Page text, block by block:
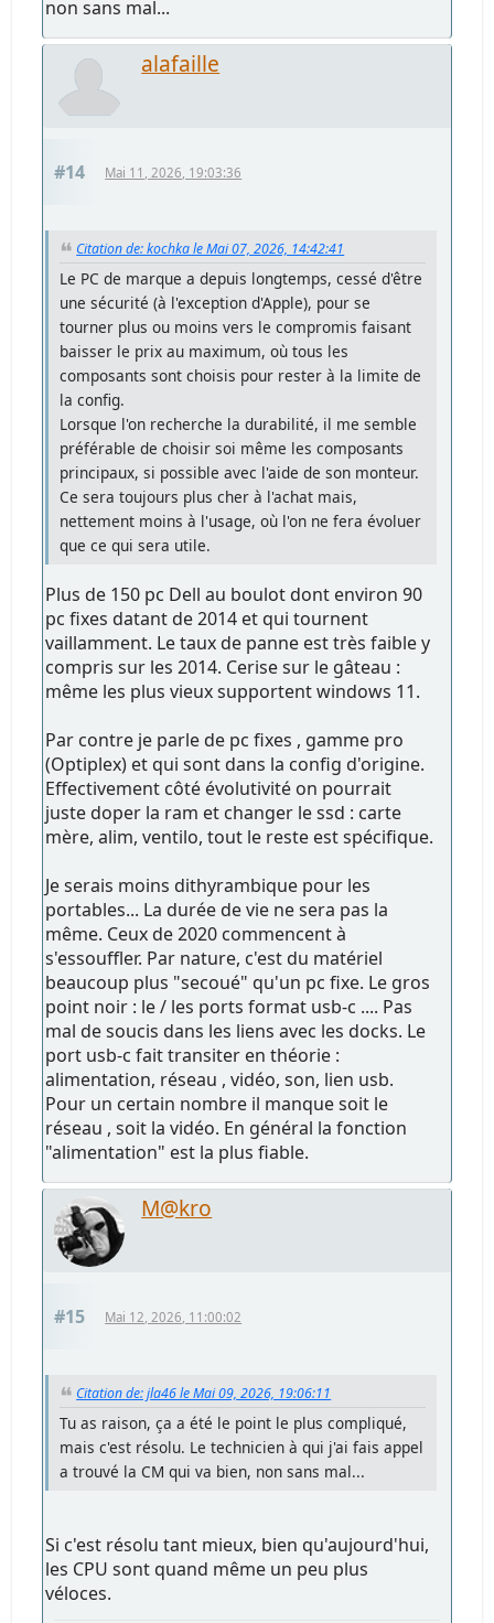
non sans mal...
alafaille
#14 Mai 11, 2026, 19:03:36
Citation de: kochka le Mai 07, 2026, 14:42:41
Le PC de marque a depuis longtemps, cessé d'être
une sécurité (à l'exception d'Apple), pour se
tourner plus ou moins vers le compromis faisant
baisser le prix au maximum, où tous les
composants sont choisis pour rester à la limite de
la config.
Lorsque l'on recherche la durabilité, il me semble
préférable de choisir soi même les composants
principaux, si possible avec l'aide de son monteur.
Ce sera toujours plus cher à l'achat mais,
nettement moins à l'usage, où l'on ne fera évoluer
que ce qui sera utile.
Plus de 150 pc Dell au boulot dont environ 90
pc fixes datant de 2014 et qui tournent
vaillamment. Le taux de panne est très faible y
compris sur les 2014. Cerise sur le gâteau :
même les plus vieux supportent windows 11.
Par contre je parle de pc fixes , gamme pro
(Optiplex) et qui sont dans la config d'origine.
Effectivement côté évolutivité on pourrait
juste doper la ram et changer le ssd : carte
mère, alim, ventilo, tout le reste est spécifique.
Je serais moins dithyrambique pour les
portables... La durée de vie ne sera pas la
même. Ceux de 2020 commencent à
s'essouffler. Par nature, c'est du matériel
beaucoup plus "secoué" qu'un pc fixe. Le gros
point noir : le / les ports format usb-c .... Pas
mal de soucis dans les liens avec les docks. Le
port usb-c fait transiter en théorie :
alimentation, réseau , vidéo, son, lien usb.
Pour un certain nombre il manque soit le
réseau , soit la vidéo. En général la fonction
"alimentation" est la plus fiable.
M@kro
#15 Mai 12, 2026, 11:00:02
Citation de: jla46 le Mai 09, 2026, 19:06:11
Tu as raison, ça a été le point le plus compliqué,
mais c'est résolu. Le technicien à qui j'ai fais appel
a trouvé la CM qui va bien, non sans mal...
Si c'est résolu tant mieux, bien qu'aujourd'hui,
les CPU sont quand même un peu plus
véloces.